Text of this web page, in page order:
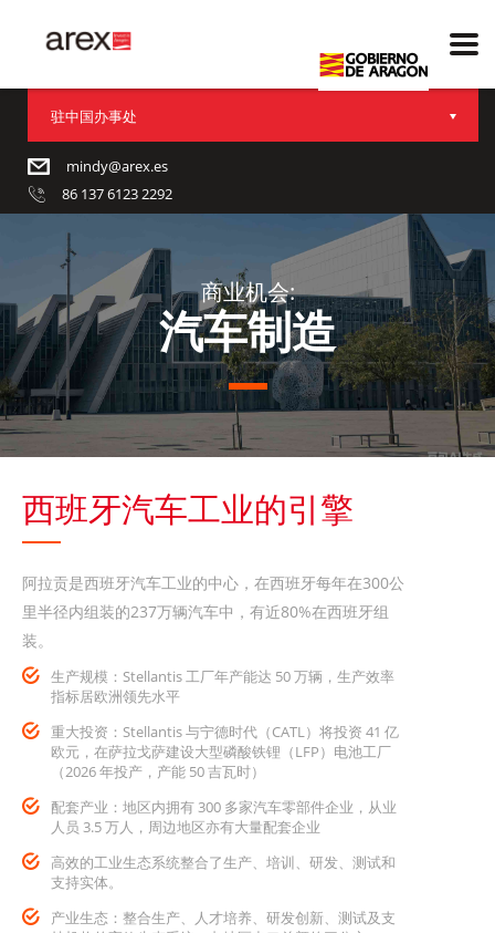
驻中国办事处
mindy@arex.es
86 137 6123 2292
商业机会:
汽车制造
西班牙汽车工业的引擎
阿拉贡是西班牙汽车工业的中心，在西班牙每年在300公
里半径内组装的237万辆汽车中，有近80%在西班牙组
装。
生产规模：Stellantis 工厂年产能达 50 万辆，生产效率
指标居欧洲领先水平
重大投资：Stellantis 与宁德时代（CATL）将投资 41 亿
欧元，在萨拉戈萨建设大型磷酸铁锂（LFP）电池工厂
（2026 年投产，产能 50 吉瓦时）
配套产业：地区内拥有 300 多家汽车零部件企业，从业
人员 3.5 万人，周边地区亦有大量配套企业
高效的工业生态系统整合了生产、培训、研发、测试和
支持实体。
产业生态：整合生产、人才培养、研发创新、测试及支